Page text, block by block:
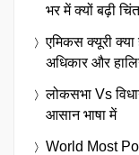
भर में क्यों बढ़ी
एमिकस क्यूरी क्या
अधिकार और
लोकसभा Vs
आसान भाषा में
World Most